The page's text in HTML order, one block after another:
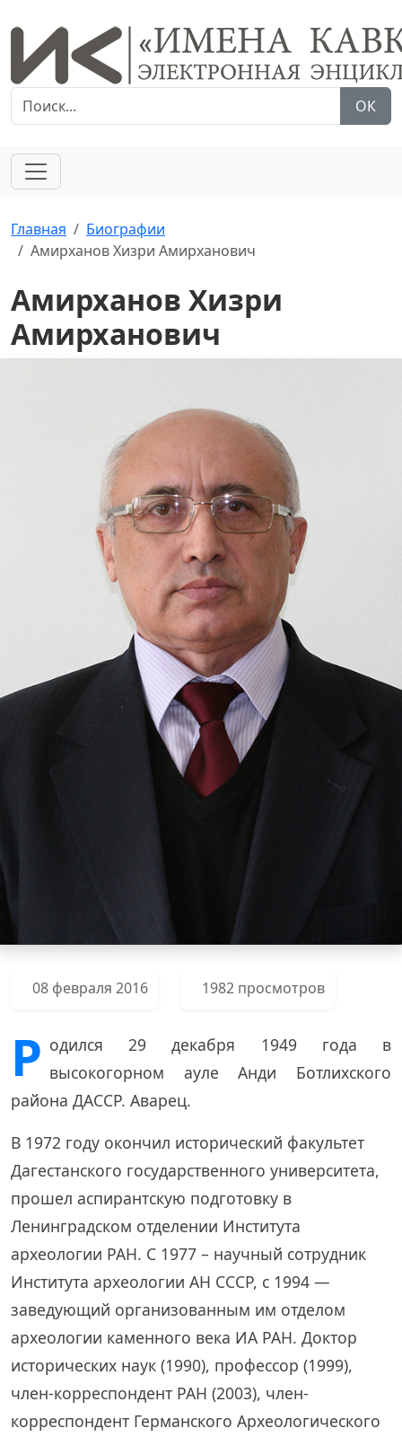
ОК
Главная
Биографии
Амирханов Хизри Амирханович
Амирханов Хизри
Амирханович
08 февраля 2016 1982 просмотров
Р одился 29 декабря 1949 года в
высокогорном ауле Анди Ботлихского
района ДАССР. Аварец.
В 1972 году окончил исторический факультет
Дагестанского государственного университета,
прошел аспирантскую подготовку в
Ленинградском отделении Института
археологии РАН. С 1977 – научный сотрудник
Института археологии АН СССР, с 1994 —
заведующий организованным им отделом
археологии каменного века ИА РАН. Доктор
исторических наук (1990), профессор (1999),
член-корреспондент РАН (2003), член-
корреспондент Германского Археологического